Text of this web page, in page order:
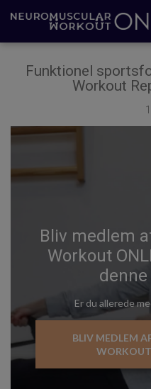
Funktionel
Workout
Bliv medlem
Workout
Er du allerede
BLIV MEDLEM